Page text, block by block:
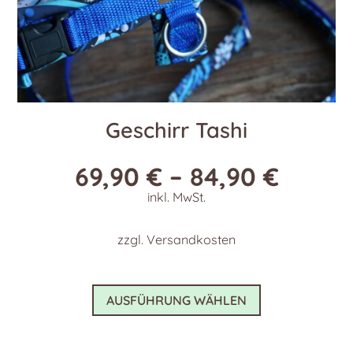
Geschirr Tashi
69,90€ – 84,90€
inkl. MwSt.
zzgl. Versandkosten
AUSFÜHRUNG WÄHLEN
Dieses
weist